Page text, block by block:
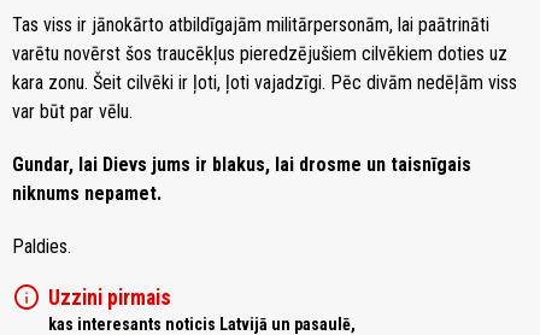
Tas viss ir jānokārto atbildīgajām militārpersonām, lai paātrināti
varētu novērst šos traucēkļus pieredzējušiem cilvēkiem doties uz
kara zonu. Šeit cilvēki ir ļoti, ļoti vajadzīgi. Pēc divām nedēļām viss
var būt par vēlu.
Gundar, lai Dievs jums ir blakus, lai drosme un taisnīgais
niknums nepamet.
Paldies.
info Uzzini pirmais
kas interesants noticis Latvijā un pasaulē,